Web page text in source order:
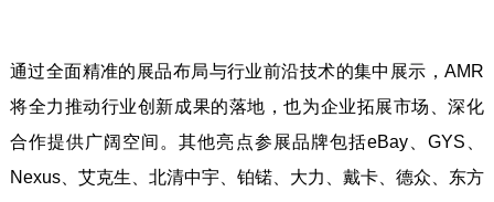
通过全面精准的展品布局与行业前沿技术的集中展示，AMR
将全力推动行业创新成果的落地，也为企业拓展市场、深化
合作提供广阔空间。其他亮点参展品牌包括eBay、GYS、
Nexus、艾克生、北清中宇、铂锘、大力、戴卡、德众、东方